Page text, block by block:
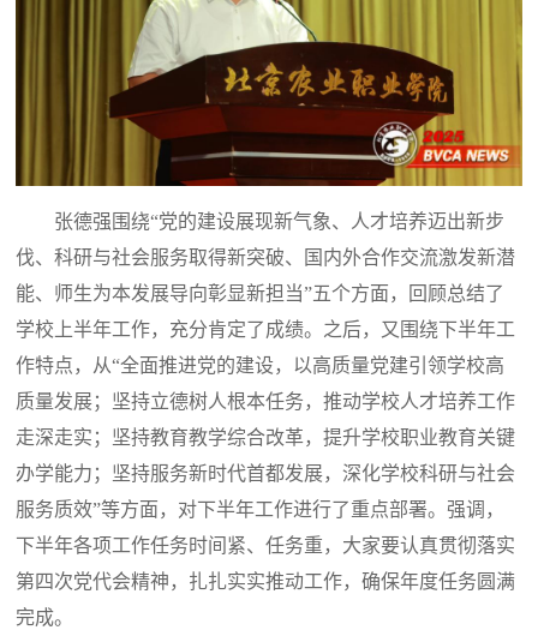
张德强围绕“党的建设展现新气象、人才培养迈出新步
伐、科研与社会服务取得新突破、国内外合作交流激发新潜
能、师生为本发展导向彰显新担当”五个方面，回顾总结了
学校上半年工作，充分肯定了成绩。之后，又围绕下半年工
作特点，从“全面推进党的建设，以高质量党建引领学校高
质量发展；坚持立德树人根本任务，推动学校人才培养工作
走深走实；坚持教育教学综合改革，提升学校职业教育关键
办学能力；坚持服务新时代首都发展，深化学校科研与社会
服务质效”等方面，对下半年工作进行了重点部署。强调，
下半年各项工作任务时间紧、任务重，大家要认真贯彻落实
第四次党代会精神，扎扎实实推动工作，确保年度任务圆满
完成。